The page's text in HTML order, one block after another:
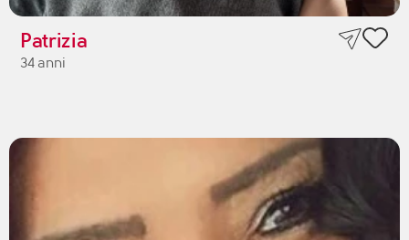
Patrizia
34 anni